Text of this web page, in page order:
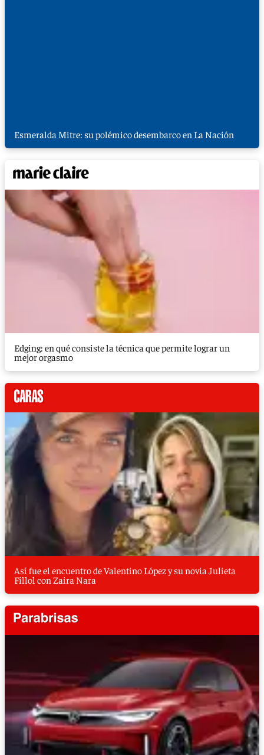
Esmeralda Mitre: su polémico desembarco en La Nación
Edging: en qué consiste la técnica que permite lograr un
mejor orgasmo
Así fue el encuentro de Valentino López y su novia Julieta
Fillol con Zaira Nara